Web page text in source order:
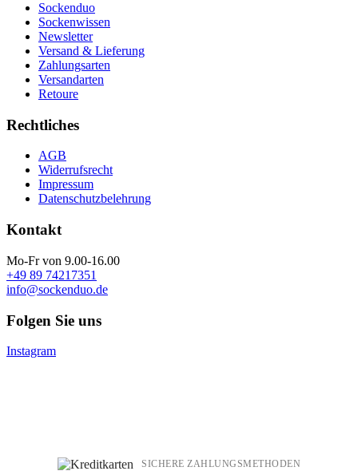
Sockenduo
Sockenwissen
Newsletter
Versand & Lieferung
Zahlungsarten
Versandarten
Retoure
Rechtliches
AGB
Widerrufsrecht
Impressum
Datenschutzbelehrung
Kontakt
Mo-Fr von 9.00-16.00
+49 89 74217351
info@sockenduo.de
Folgen Sie uns
Instagram
SICHERE ZAHLUNGSMETHODEN